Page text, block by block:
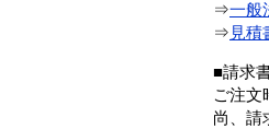
⇒一般
⇒ 見積
■請求
ご注文
尚、請